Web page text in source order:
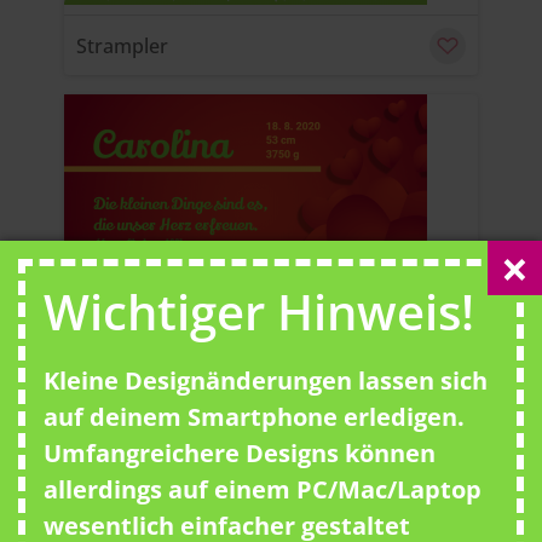
Strampler
Wichtiger Hinweis!
Kleine Designänderungen lassen sich
auf deinem Smartphone erledigen.
Umfangreichere Designs können
allerdings auf einem PC/Mac/Laptop
wesentlich einfacher gestaltet